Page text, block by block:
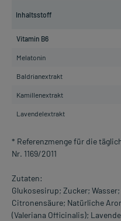
Inhaltsstoff
Vitamin B6
Melatonin
Baldrianextrakt
Kamillenextrakt
Lavendelextrakt
* Referenzmenge für die
Nr. 1169/2011
Zutaten:
Glukosesirup; Zucker;
Citronensäure; Natürliche
(Valeriana Officinalis);